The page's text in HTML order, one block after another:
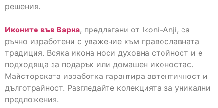
решения.
Иконите във Варна, предлагани от Ikoni-Anji, са
ръчно изработени с уважение към православната
традиция. Всяка икона носи духовна стойност и е
подходяща за подарък или домашен иконостас.
Майсторската изработка гарантира автентичност и
дълготрайност. Разгледайте колекцията за уникални
предложения.